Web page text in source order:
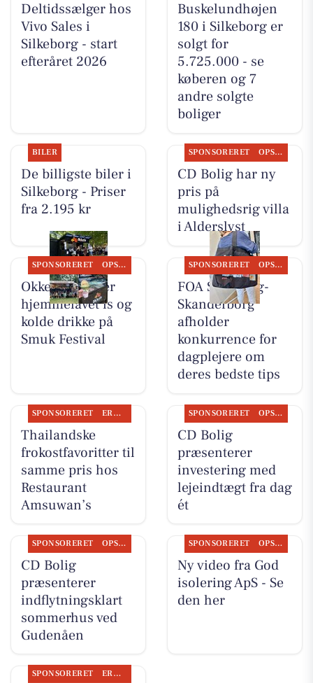
Deltidssælger hos
Vivo Sales i
Silkeborg - start
efteråret 2026
Buskelundhøjen
180 i Silkeborg er
solgt for
5.725.000 - se
køberen og 7
andre solgte
boliger
BILER
De billigste biler i
Silkeborg - Priser
fra 2.195 kr
SPONSORERET OPSLAGSTAVLEN
CD Bolig har ny
pris på
mulighedsrig villa
i Alderslyst
SPONSORERET OPSLAGSTAVLEN
Okkels serverer
hjemmelavet is og
kolde drikke på
Smuk Festival
SPONSORERET OPSLAGSTAVLEN
FOA Silkeborg-
Skanderborg
afholder
konkurrence for
dagplejere om
deres bedste tips
SPONSORERET ERHVERV
Thailandske
frokostfavoritter til
samme pris hos
Restaurant
Amsuwan’s
SPONSORERET OPSLAGSTAVLEN
CD Bolig
præsenterer
investering med
lejeindtægt fra dag
ét
SPONSORERET OPSLAGSTAVLEN
CD Bolig
præsenterer
indflytningsklart
sommerhus ved
Gudenåen
SPONSORERET OPSLAGSTAVLEN
Ny video fra God
isolering ApS - Se
den her
SPONSORERET ERHVERV